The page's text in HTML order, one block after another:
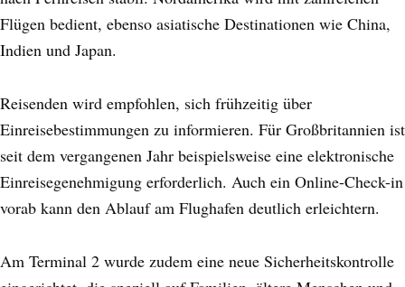
Flügen bedient, ebenso asiatische Destinationen wie China,
Indien und Japan.
Reisenden wird empfohlen, sich frühzeitig über
Einreisebestimmungen zu informieren. Für Großbritannien ist
seit dem vergangenen Jahr beispielsweise eine elektronische
Einreisegenehmigung erforderlich. Auch ein Online-Check-in
vorab kann den Ablauf am Flughafen deutlich erleichtern.
Am Terminal 2 wurde zudem eine neue Sicherheitskontrolle